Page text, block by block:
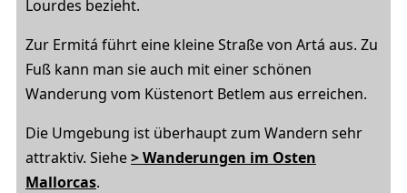
Lourdes bezieht.
Zur Ermitá führt eine kleine Straße von Artá aus. Zu
Fuß kann man sie auch mit einer schönen
Wanderung vom Küstenort Betlem aus erreichen.
Die Umgebung ist überhaupt zum Wandern sehr
attraktiv. Siehe> Wanderungen im Osten
Mallorcas.